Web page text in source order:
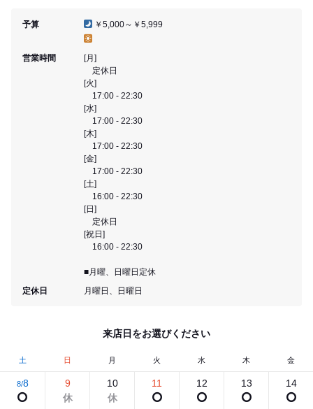
予算 ￥5,000～￥5,999
営業時間
[月]
定休日
[火]
17:00 - 22:30
[水]
17:00 - 22:30
[木]
17:00 - 22:30
[金]
17:00 - 22:30
[土]
16:00 - 22:30
[日]
定休日
[祝日]
16:00 - 22:30
■月曜、日曜日定休
定休日
月曜日、日曜日
来店日をお選びください
土 日 月 火 水 木 金
8/8 9 10 11 12 13 14